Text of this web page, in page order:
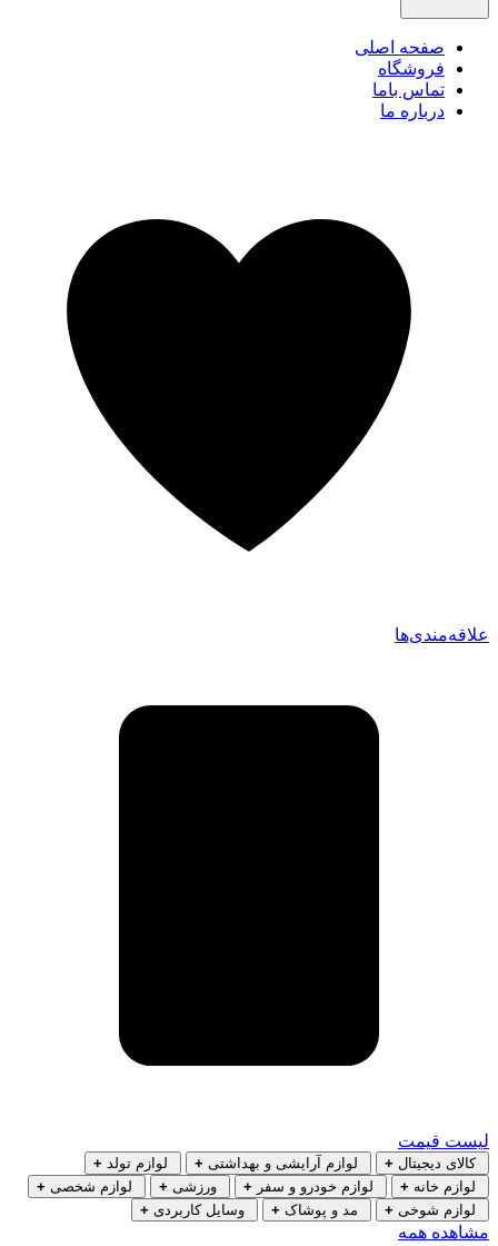
صفحه اصلی
فروشگاه
تماس باما
درباره ما
علاقه‌مندی‌ها
لیست قیمت
کالای دیجیتال + لوازم آرایشی و بهداشتی + لوازم تولد +
لوازم خانه + لوازم خودرو و سفر + ورزشی + لوازم شخصی +
لوازم شوخی + مد و پوشاک + وسایل کاربردی +
مشاهده همه